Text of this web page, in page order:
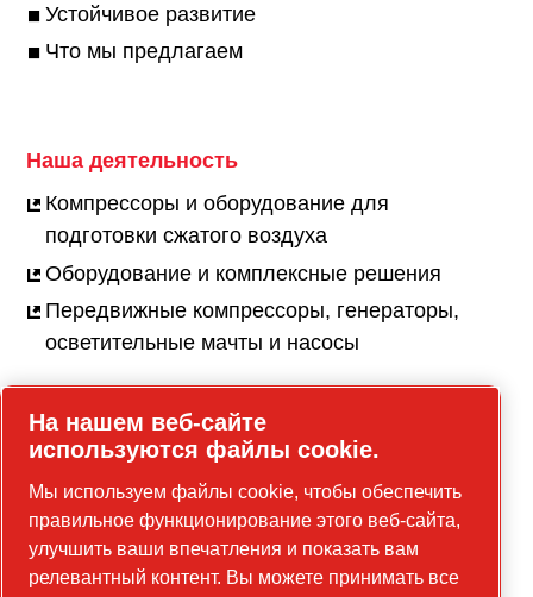
Устойчивое развитие
Что мы предлагаем
Наша деятельность
Компрессоры и оборудование для
подготовки сжатого воздуха
Оборудование и комплексные решения
Передвижные компрессоры, генераторы,
осветительные мачты и насосы
Карьера
Вакансии
Наша культура
На нашем веб-сайте
используются файлы cookie.
Мы используем файлы cookie, чтобы обеспечить
правильное функционирование этого веб-сайта,
улучшить ваши впечатления и показать вам
релевантный контент. Вы можете принимать все